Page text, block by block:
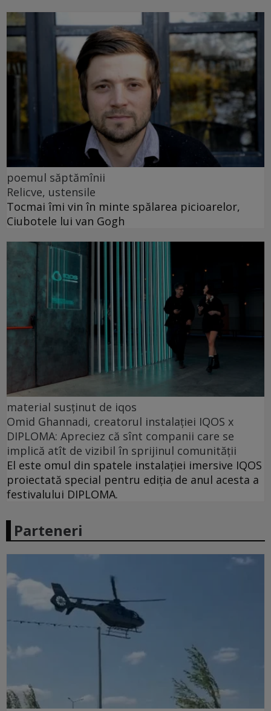
poemul săptămînii
Relicve, ustensile
Tocmai îmi vin în minte spălarea picioarelor,
Ciubotele lui van Gogh
material susținut de iqos
Omid Ghannadi, creatorul instalației IQOS x
DIPLOMA: Apreciez că sînt companii care se
implică atît de vizibil în sprijinul comunității
El este omul din spatele instalației imersive IQOS
proiectată special pentru ediția de anul acesta a
festivalului DIPLOMA.
Parteneri